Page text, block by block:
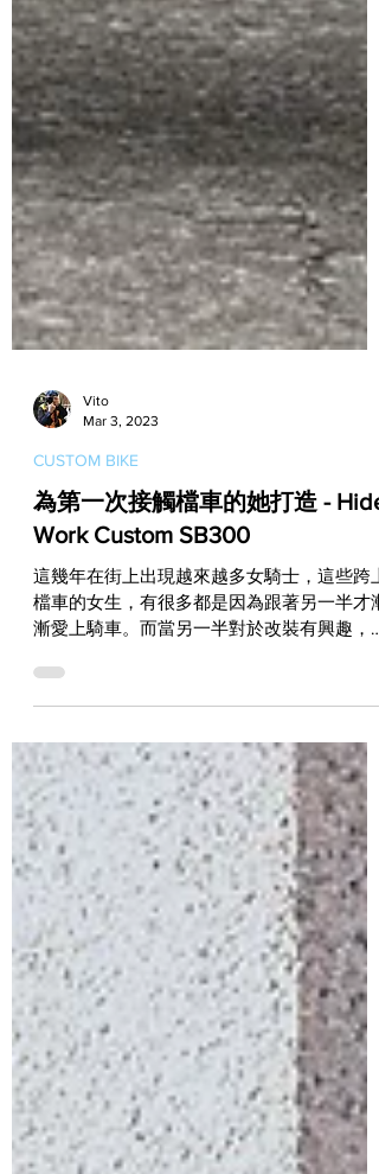
Mar 3, 2023
CUSTOM BIKE
為第一次接觸檔車的她打造 - Hide
Work Custom SB300
這幾年在街上出現越來越多女騎士，這些跨上
檔車的女生，有很多都是因為跟著另一半才漸
車也多出一些更特別的變化。這部由Hide
Work Custom趕在今年過年前完成的作品，就
是來自於另一半所送的禮...